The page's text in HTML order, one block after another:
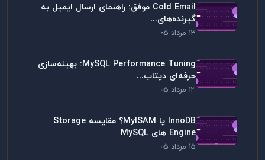
Cold Email موفق: راهنمای ارسال ایمیل به
گیرنده‌های...
13 مرداد 05
MySQL Performance Tuning: بهینه‌سازی
حرفه‌ای دیتاب...
14 مرداد 05
InnoDB یا MyISAM؟ مقایسه Storage
Engine های MySQL
15 مرداد 05